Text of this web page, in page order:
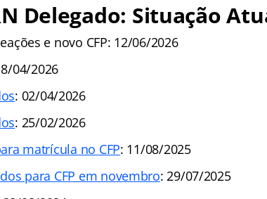
Delegado: Situação
e novo CFP: 12/06/2026
04/2026
: 02/04/2026
: 25/02/2026
matrícula no CFP: 11/08/2025
para CFP em novembro: 29/07/2025